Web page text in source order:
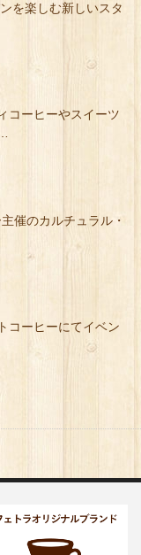
を楽しむ新しいスタ
コーヒーやスイーツ
催のカルチュラル・
コーヒーにてイベン